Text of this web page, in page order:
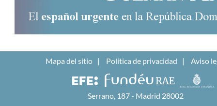
Mapa del sitio Política de privacidad Aviso
Serrano, 187 - Madrid 28002